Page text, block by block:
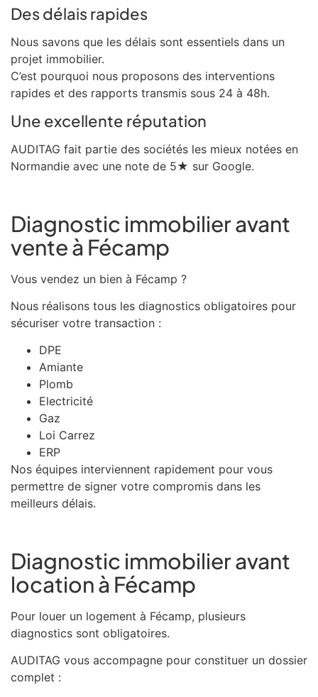
Des délais rapides
Nous savons que les délais sont essentiels dans un
projet immobilier.
C’est pourquoi nous proposons des interventions
rapides et des rapports transmis sous 24 à 48h.
Une excellente réputation
AUDITAG fait partie des sociétés les mieux notées en
Normandie avec une note de 5★ sur Google.
Diagnostic immobilier avant
vente à Fécamp
Vous vendez un bien à Fécamp ?
Nous réalisons tous les diagnostics obligatoires pour
sécuriser votre transaction :
DPE
Amiante
Plomb
Electricité
Gaz
Loi Carrez
ERP
Nos équipes interviennent rapidement pour vous
permettre de signer votre compromis dans les
meilleurs délais.
Diagnostic immobilier avant
location à Fécamp
Pour louer un logement à Fécamp, plusieurs
diagnostics sont obligatoires.
AUDITAG vous accompagne pour constituer un dossier
complet :